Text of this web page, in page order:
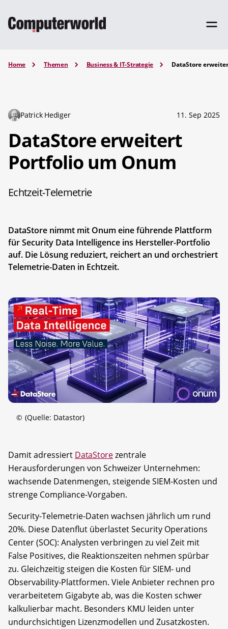
Home Themen Business & IT-Strategie DataStore
Patrick Hediger 11. Sep 2025
DataStore erweitert
Portfolio um Onum
Echtzeit-Telemetrie
DataStore nimmt mit Onum eine führende Plattform
für Security Data Intelligence ins Hersteller-Portfolio
auf. Die Lösung reduziert, reichert an und orchestriert
Telemetrie-Daten in Echtzeit.
© (Quelle: Datastor)
Damit adressiert DataStorezentrale
Herausforderungen von Schweizer Unternehmen:
wachsende Datenmengen, steigende SIEM-Kosten und
strenge Compliance-Vorgaben.
Security-Telemetrie-Daten wachsen jährlich um rund
20%. Diese Datenflut überlastet Security Operations
Center (SOC): Analysten verbringen zu viel Zeit mit
False Positives, die Reaktionszeiten nehmen spürbar
zu. Gleichzeitig steigen die Kosten für SIEM- und
Observability-Plattformen. Viele Anbieter rechnen pro
verarbeitetem Gigabyte ab, was die Kosten schwer
kalkulierbar macht. Besonders KMU leiden unter
undurchsichtigen Lizenzmodellen und Zusatzkosten.